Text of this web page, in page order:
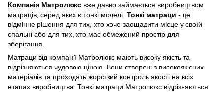
Компанія Матролюкс вже давно займається виробництвом
матраців, серед яких є тонкі моделі. Тонкі матраци - це
відмінне рішення для тих, хто хоче заощадити місце у своїй
спальні або для тих, хто має обмежений простір для
зберігання.
Матраци від компанії Матролюкс мають високу якість та
відрізняються чудовою ціною. Вони створені з високоякісних
матеріалів та проходять жорсткий контроль якості на всіх
етапах виробництва. Тонкі матраци Матролюкс відрізняються